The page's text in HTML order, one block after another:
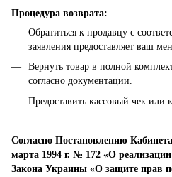
Процедура возврата:
Обратиться к продавцу с
заявления предоставляет ваш
Вернуть товар в полной
согласно документации.
Предоставить кассовый чек или
Согласно Постановлению
марта 1994 г. № 172 «О
Закона Украины «О защите прав